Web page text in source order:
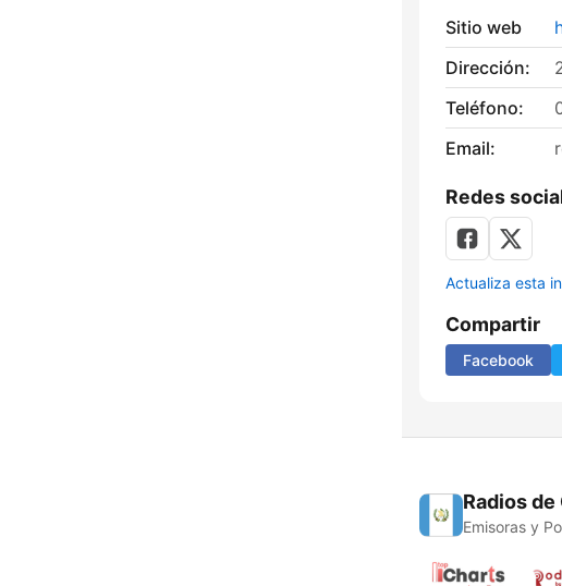
Sitio web
Dirección:
Teléfono:
Email:
Redes
Actualiza esta
Compartir
Facebook
Radios
Emisoras y